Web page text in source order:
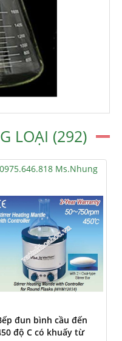
LOẠI (292)
0975.646.818 Ms.Nhung
đun bình cầu đến
độ C có khuấy từ